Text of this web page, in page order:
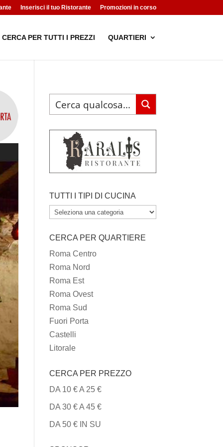
Inserisci il tuo Ristorante Promozioni in corso
CERCA PER TUTTI I PREZZI QUARTIERI
TUTTI I TIPI DI CUCINA
TUTTI
TIPI
DI
CUCINA
CERCA PER QUARTIERE
Roma Centro
Roma Nord
Roma Est
Roma Ovest
Roma Sud
Fuori Porta
Castelli
Litorale
CERCA PER PREZZO
DA 10 € A 25 €
DA 30 € A 45 €
DA 50 € IN SU